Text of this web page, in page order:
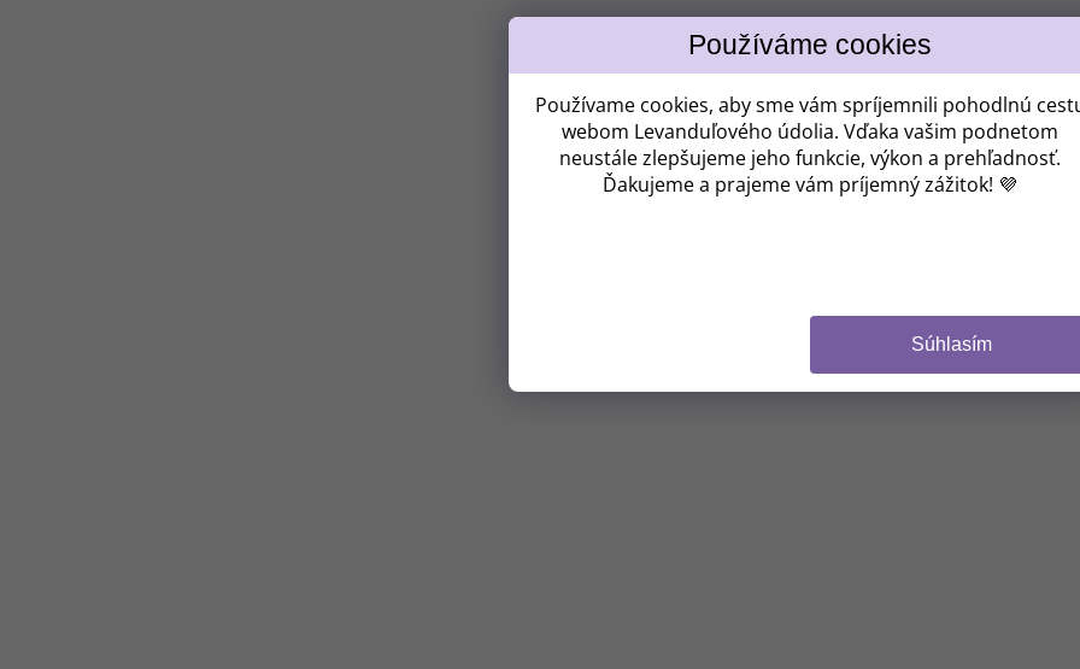
Používame cookies, aby sme vám spríjemnili pohodlnú
webom Levanduľového údolia. Vďaka vašim podnetom
neustále zlepšujeme jeho funkcie, výkon a prehľadnosť.
Ďakujeme a prajeme vám príjemný zážitok! 💜
Súhlasím
Kam vám máme
(Zľavu je možné
Z odberu sa